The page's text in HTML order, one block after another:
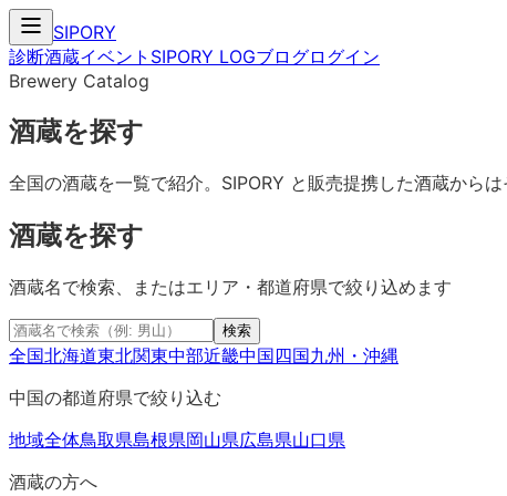
SIPORY
診断酒蔵イベント SIPORY LOGブログログイン
Brewery Catalog
酒蔵を探す
全国の酒蔵を一覧で紹介。SIPORY と販売提携した酒蔵から
酒蔵を探す
酒蔵名で検索、またはエリア・都道府県で絞り込めます
検索
全国北海道東北関東中部近畿中国四国九州・沖縄
中国の都道府県で絞り込む
地域全体鳥取県島根県岡山県広島県山口県
酒蔵の方へ